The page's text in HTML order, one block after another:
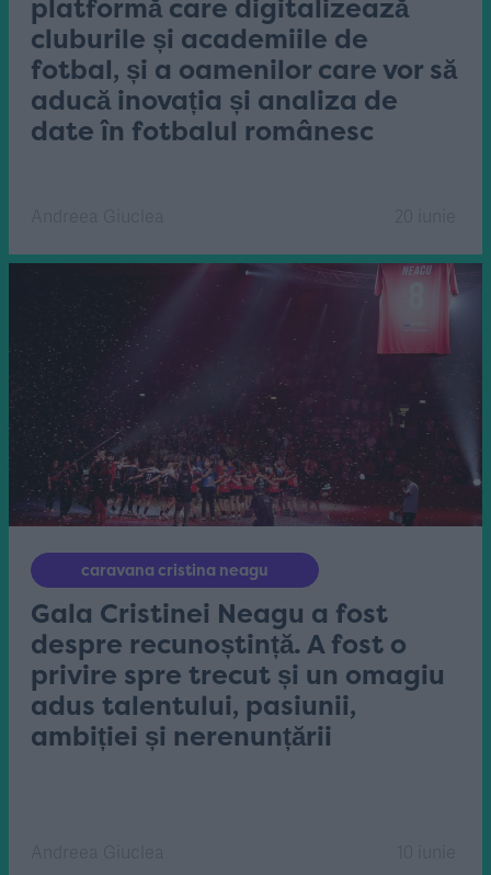
platformă care digitalizează
cluburile și academiile de
fotbal, și a oamenilor care vor să
aducă inovația și analiza de
date în fotbalul românesc
caravana cristina neagu
Gala Cristinei Neagu a fost
despre recunoștință. A fost o
privire spre trecut și un omagiu
adus talentului, pasiunii,
ambiției și nerenunțării